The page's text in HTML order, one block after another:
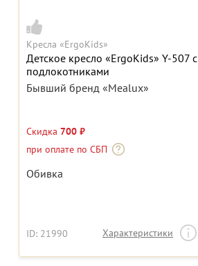
Кресла «ErgoKids»
Детское кресло «ErgoKids» Y-507 с
подлокотниками
Бывший бренд «Mealux»
Скидка 700 ₽
при оплате по СБП
Обивка
ID: 21990 Характеристики